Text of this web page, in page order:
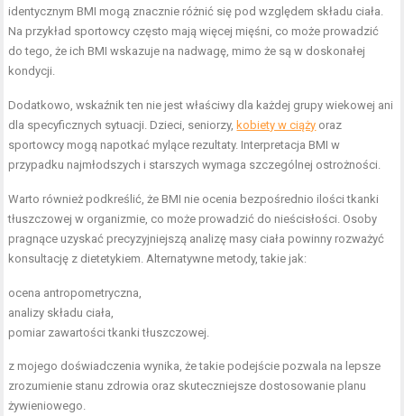
identycznym BMI mogą znacznie różnić się pod względem składu ciała.
Na przykład sportowcy często mają więcej mięśni, co może prowadzić
do tego, że ich BMI wskazuje na nadwagę, mimo że są w doskonałej
kondycji.
Dodatkowo, wskaźnik ten nie jest właściwy dla każdej grupy wiekowej ani
dla specyficznych sytuacji. Dzieci, seniorzy, kobiety w ciąży oraz
sportowcy mogą napotkać mylące rezultaty. Interpretacja BMI w
przypadku najmłodszych i starszych wymaga szczególnej ostrożności.
Warto również podkreślić, że BMI nie ocenia bezpośrednio ilości tkanki
tłuszczowej w organizmie, co może prowadzić do nieścisłości. Osoby
pragnące uzyskać precyzyjniejszą analizę masy ciała powinny rozważyć
konsultację z dietetykiem. Alternatywne metody, takie jak:
ocena antropometryczna,
analizy składu ciała,
pomiar zawartości tkanki tłuszczowej.
z mojego doświadczenia wynika, że takie podejście pozwala na lepsze
zrozumienie stanu zdrowia oraz skuteczniejsze dostosowanie planu
żywieniowego.